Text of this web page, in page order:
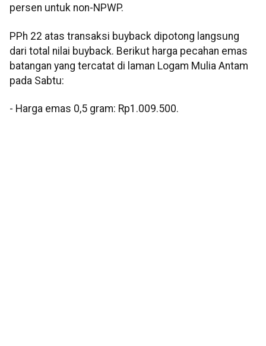
persen untuk non-NPWP.
PPh 22 atas transaksi buyback dipotong langsung
dari total nilai buyback. Berikut harga pecahan emas
batangan yang tercatat di laman Logam Mulia Antam
pada Sabtu:
- Harga emas 0,5 gram: Rp1.009.500.